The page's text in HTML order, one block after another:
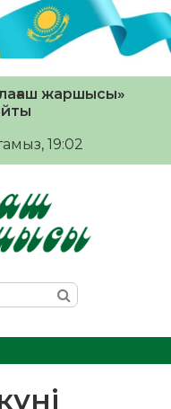
жаршысы»
19:02